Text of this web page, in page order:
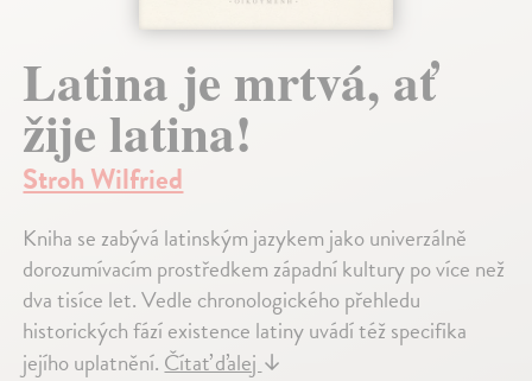
Latina je mrtvá, ať
žije latina!
Stroh Wilfried
Kniha se zabývá latinským jazykem jako univerzálně
dorozumívacím prostředkem západní kultury po více než
dva tisíce let. Vedle chronologického přehledu
historických fází existence latiny uvádí též specifika
jejího uplatnění. Čítať ďalej ↓